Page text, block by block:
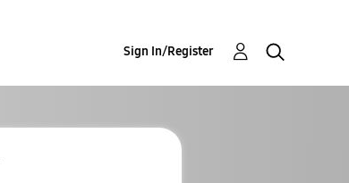
Sign In/Register